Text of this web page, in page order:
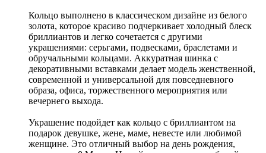
Кольцо выполнено в классическом дизайне из белого
золота, которое красиво подчеркивает холодный блеск
бриллиантов и легко сочетается с другими
украшениями: серьгами, подвесками, браслетами и
обручальными кольцами. Аккуратная шинка с
декоративными вставками делает модель женственной,
современной и универсальной для повседневного
образа, офиса, торжественного мероприятия или
вечернего выхода.
Украшение подойдет как кольцо с бриллиантом на
подарок девушке, жене, маме, невесте или любимой
женщине. Это отличный выбор на день рождения,